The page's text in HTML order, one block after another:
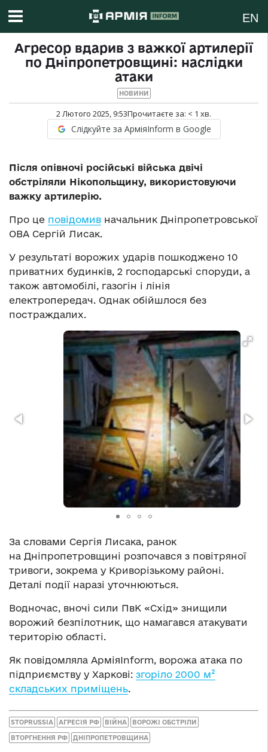
EN
Агресор вдарив з важкої артилерії
по Дніпропетровщині: наслідки
атаки
НОВИНИ
2 Лютого 2025, 9:53Прочитаєте за: < 1 хв.
Слідкуйте за АрміяInform в Google
Після опівночі російські війська двічі
обстріляли Нікопольщину, використовуючи
важку артилерію.
Про це повідомив начальник Дніпропетровської
ОВА Сергій Лисак.
У результаті ворожих ударів пошкоджено 10
приватних будинків, 2 господарські споруди, а
також автомобілі, газогін і лінія
електропередач. Однак обійшлося без
постраждалих.
За словами Сергія Лисака, ранок
на Дніпропетровщині розпочався з повітряної
тривоги, зокрема у Криворізькому районі.
Деталі події наразі уточнюються.
Водночас, вночі сили ПвК «Схід» знищили
ворожий безпілотник, що намагався атакувати
територію області.
Як повідомляла АрміяInform, ворожа атака по
підприємству у Харкові: згоріло 2000 м²
складських приміщень.
STOPRUSSIA АГРЕСІЯ РФ ВІЙНА ВОРОЖІ ОБСТРІЛИ
ВТОРГНЕННЯ РФ ДНІПРОПЕТРОВЩИНА